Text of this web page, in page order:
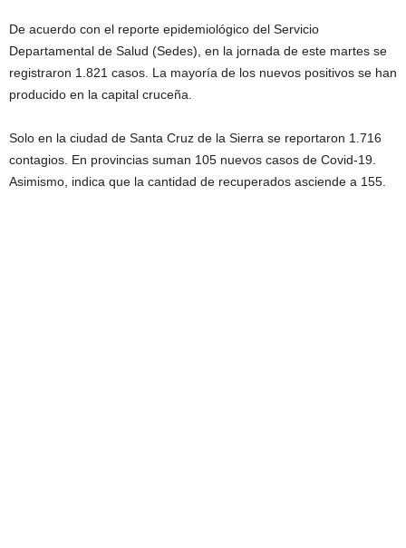
De acuerdo con el reporte epidemiológico del Servicio
Departamental de Salud (Sedes), en la jornada de este martes se
registraron 1.821 casos. La mayoría de los nuevos positivos se han
producido en la capital cruceña.
Solo en la ciudad de Santa Cruz de la Sierra se reportaron 1.716
contagios. En provincias suman 105 nuevos casos de Covid-19.
Asimismo, indica que la cantidad de recuperados asciende a 155.